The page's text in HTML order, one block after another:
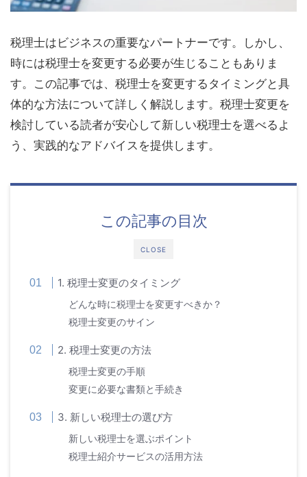
税理士はビジネスの重要なパートナーです。しかし、
時には税理士を変更する必要が生じることもありま
す。この記事では、税理士を変更するタイミングと具
体的な方法について詳しく解説します。税理士変更を
検討している読者が安心して新しい税理士を選べるよ
う、実践的なアドバイスを提供します。
CLOSE
この記事の目次
1. 税理士変更のタイミング
どんな時に税理士を変更すべきか？
税理士変更のサイン
2. 税理士変更の方法
税理士変更の手順
変更に必要な書類と手続き
3. 新しい税理士の選び方
新しい税理士を選ぶポイント
税理士紹介サービスの活用方法